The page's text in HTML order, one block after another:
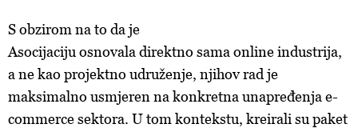
S obzirom na to da je
Asocijaciju osnovala direktno sama online industrija,
a ne kao projektno udruženje, njihov rad je
maksimalno usmjeren na konkretna unapređenja e-
commerce sektora. U tom kontekstu, kreirali su paket